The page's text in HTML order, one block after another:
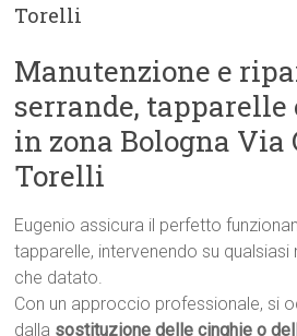
Torelli
Manutenzione e
serrande,
in zona Bologna Via
Torelli
Eugenio assicura il perfetto
tapparelle, intervenendo su
che datato.
Con un approccio professionale, si
dalla sostituzione delle cinghie o